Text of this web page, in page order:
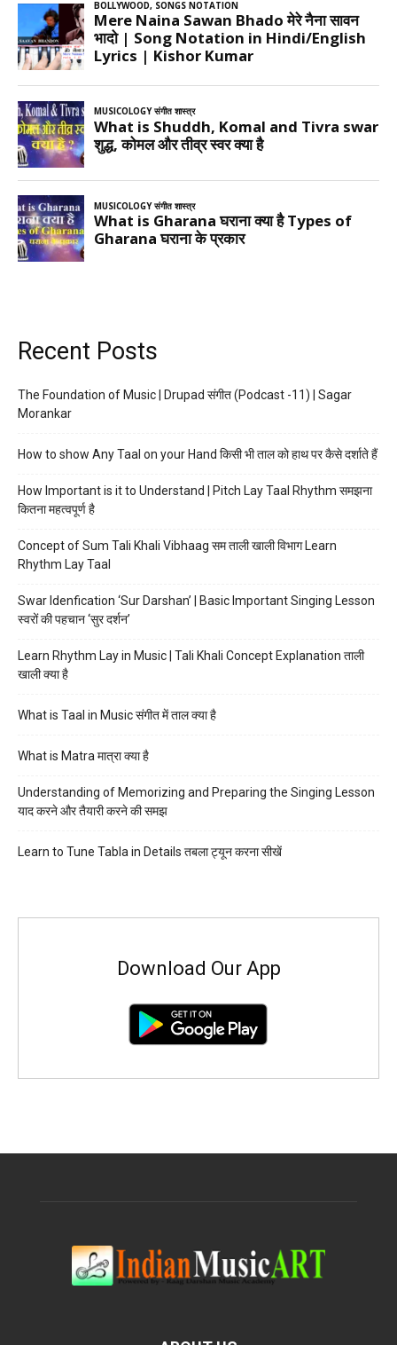
Recent Posts
The Foundation of Music | Drupad संगीत (Podcast -11) | Sagar
Morankar
How to show Any Taal on your Hand किसी भी ताल को हाथ पर कैसे दर्शाते हैं
How Important is it to Understand | Pitch Lay Taal Rhythm समझना
कितना महत्वपूर्ण है
Concept of Sum Tali Khali Vibhaag सम ताली खाली विभाग Learn
Rhythm Lay Taal
Swar Idenfication ‘Sur Darshan’ | Basic Important Singing Lesson
स्वरों की पहचान ‘सुर दर्शन’
Learn Rhythm Lay in Music | Tali Khali Concept Explanation ताली
खाली क्या है
What is Taal in Music संगीत में ताल क्या है
What is Matra मात्रा क्या है
Understanding of Memorizing and Preparing the Singing Lesson
याद करने और तैयारी करने की समझ
Learn to Tune Tabla in Details तबला ट्यून करना सीखें
Download Our App